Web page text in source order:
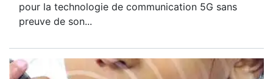
pour la technologie de communication 5G sans
preuve de son...